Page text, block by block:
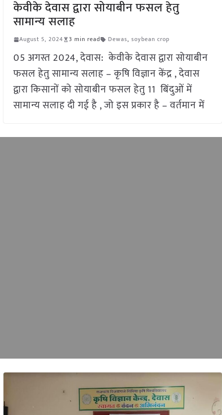
केवीके देवास द्वारा सोयाबीन फसल हेतु
सामान्य सलाह
August 5, 2024 3 min read Dewas, soybean crop
05 अगस्त 2024, देवास: केवीके देवास द्वारा सोयाबीन
फसल हेतु सामान्य सलाह – कृषि विज्ञान केंद्र , देवास
द्वारा किसानों को सोयाबीन फसल हेतु 11 बिंदुओं में
सामान्य सलाह दी गई है , जो इस प्रकार है – वर्तमान में